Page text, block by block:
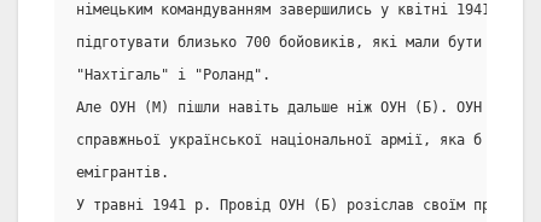
німецьким командуванням завершились у квітні 1941 р..
підготувати близько 700 бойовиків, які мали бути
"Нахтігаль" і "Роланд".
Але ОУН (М) пішли навіть дальше ніж ОУН (Б). ОУН (М)
справжньої української національної армії, яка б
емігрантів.
У травні 1941 р. Провід ОУН (Б) розіслав своїм